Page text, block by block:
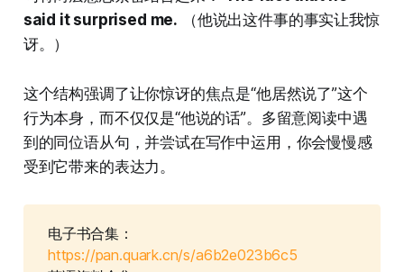
said it surprised me. （他说出这件事的事实让我惊
讶。）
这个结构强调了让你惊讶的焦点是“他居然说了”这个
行为本身，而不仅仅是“他说的话”。多留意阅读中遇
到的同位语从句，并尝试在写作中运用，你会慢慢感
受到它带来的表达力。
电子书合集：
https://pan.quark.cn/s/a6b2e023b6c5